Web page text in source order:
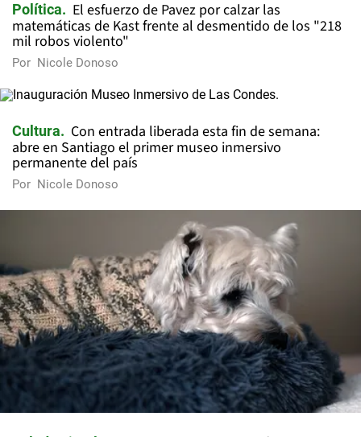
Política
El esfuerzo de Pavez por calzar las
matemáticas de Kast frente al desmentido de los "218
mil robos violento"
Por Nicole Donoso
Cultura
Con entrada liberada esta fin de semana:
abre en Santiago el primer museo inmersivo
permanente del país
Por Nicole Donoso